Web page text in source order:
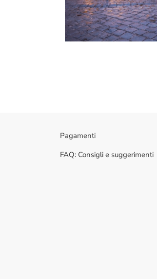
Pagamenti
FAQ: Consigli e suggerimenti